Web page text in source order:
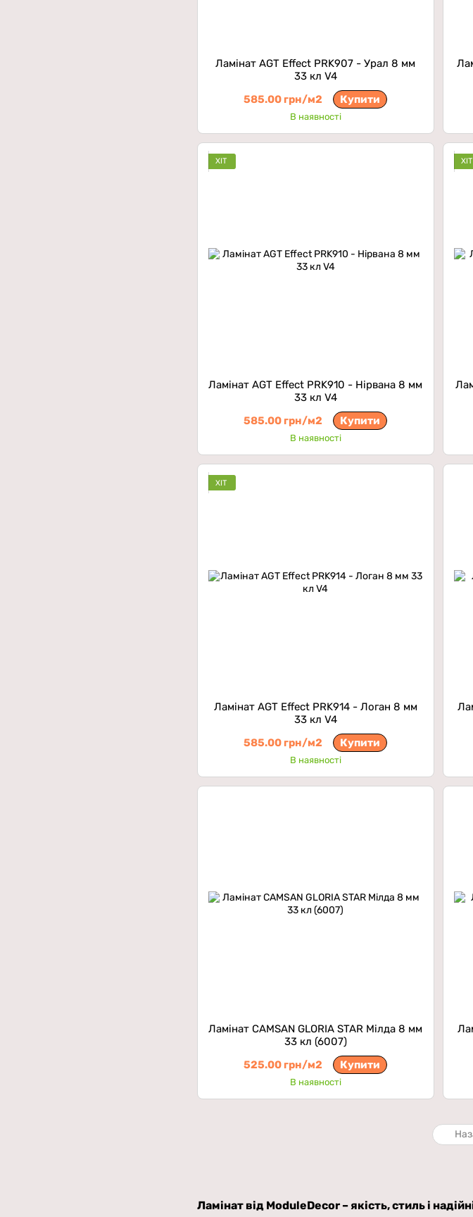
Ламінат від ModuleDecor – якість, стиль і
Ламінат AGT Effect PRK907 - Урал 8 мм
33 кл V4
585.00 грн/м2
Купити
В наявності
ХІТ
Ламінат AGT Effect PRK910 - Нірвана 8 мм
33 кл V4
585.00 грн/м2
Купити
В наявності
ХІТ
ХІТ
Ламінат AGT Effect PRK914 - Логан 8 мм
33 кл V4
585.00 грн/м2
Купити
В наявності
Ламінат CAMSAN GLORIA STAR Мілда 8 мм
33 кл (6007)
525.00 грн/м2
Купити
В наявності